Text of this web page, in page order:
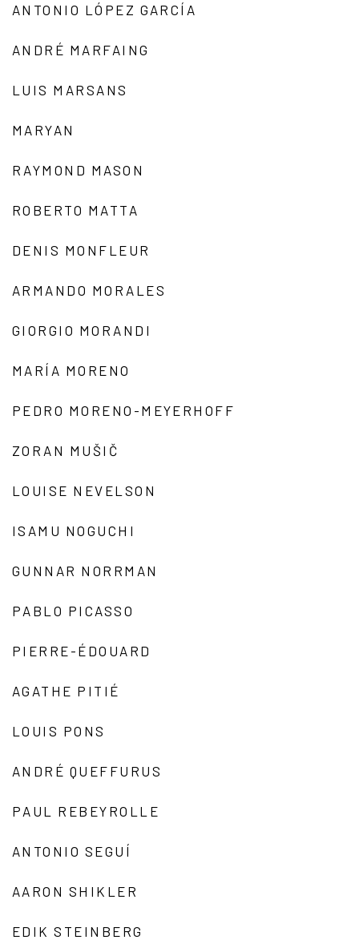
ANTONIO LÓPEZ GARCÍA
ANDRÉ MARFAING
LUIS MARSANS
MARYAN
RAYMOND MASON
ROBERTO MATTA
DENIS MONFLEUR
ARMANDO MORALES
GIORGIO MORANDI
MARÍA MORENO
PEDRO MORENO-MEYERHOFF
ZORAN MUŠIČ
LOUISE NEVELSON
ISAMU NOGUCHI
GUNNAR NORRMAN
PABLO PICASSO
PIERRE-ÉDOUARD
AGATHE PITIÉ
LOUIS PONS
ANDRÉ QUEFFURUS
PAUL REBEYROLLE
ANTONIO SEGUÍ
AARON SHIKLER
EDIK STEINBERG